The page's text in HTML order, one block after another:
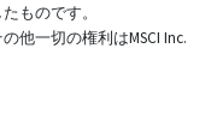
ものです。
他一切の権利はMSCI Inc.